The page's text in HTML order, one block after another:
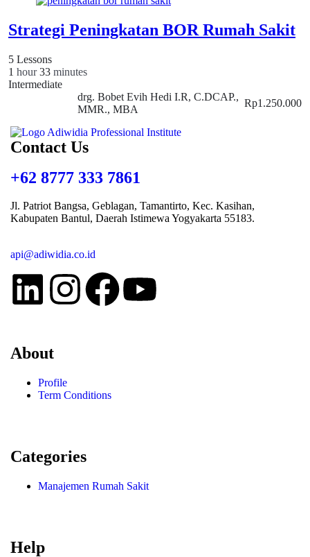
Strategi Peningkatan BOR Rumah Sakit
5 Lessons
1 hour 33 minutes
Intermediate
drg. Bobet Evih Hedi I.R, C.DCAP.,
MMR., MBA
Rp1.250.000
Contact Us
+62 8777 333 7861
Jl. Patriot Bangsa, Geblagan, Tamantirto, Kec. Kasihan,
Kabupaten Bantul, Daerah Istimewa Yogyakarta 55183.
api@adiwidia.co.id
About
Profile
Term Conditions
Categories
Manajemen Rumah Sakit
Help